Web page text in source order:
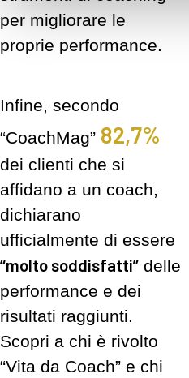
per migliorare le
proprie performance.
Infine, secondo
“CoachMag” 82,7%
dei clienti che si
affidano a un coach,
dichiarano
ufficialmente di essere
“molto soddisfatti” delle
performance e dei
risultati raggiunti.
Scopri a chi è rivolto
“Vita da Coach” e chi